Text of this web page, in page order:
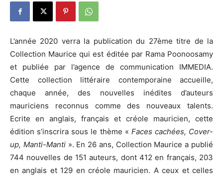
L’année 2020 verra la publication du 27ème titre de la
Collection Maurice qui est éditée par Rama Poonoosamy
et publiée par l’agence de communication IMMEDIA.
Cette collection littéraire contemporaine accueille,
chaque année, des nouvelles inédites d’auteurs
mauriciens reconnus comme des nouveaux talents.
Ecrite en anglais, français et créole mauricien, cette
édition s’inscrira sous le thème « Faces cachées, Cover-
up, Manti-Manti». En 26 ans, Collection Maurice a publié
744 nouvelles de 151 auteurs, dont 412 en français, 203
en anglais et 129 en créole mauricien. A ceux et celles